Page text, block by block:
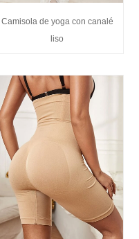
Camisola de yoga con canalé
liso